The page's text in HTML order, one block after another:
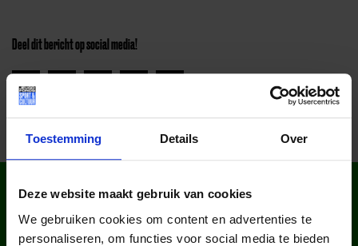
Toestemming Details Over
Deze website maakt gebruik van cookies
We gebruiken cookies om content en advertenties te
personaliseren, om functies voor social media te bieden
Deel dit bericht op social media!
WIST JE DAT IN